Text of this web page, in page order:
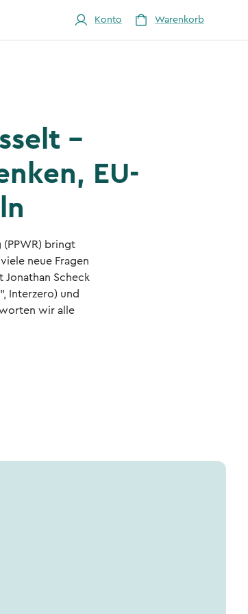
Konto Warenkorb
-
EU-
(PPWR) bringt
neue Fragen
Jonathan Scheck
Interzero) und
wir alle